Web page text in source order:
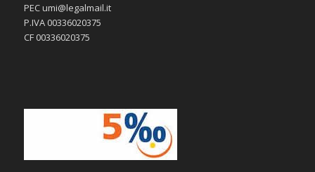
PEC umi@legalmail.it
P.IVA 00336020375
CF 00336020375